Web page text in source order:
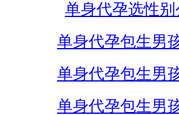
单身代孕选性别
单身代孕包生男
单身代孕包生男
单身代孕包生男